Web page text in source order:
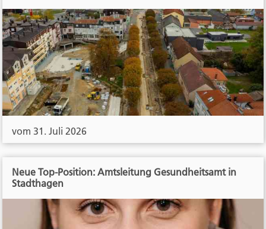
vom 31. Juli 2026
Neue Top-Position: Amtsleitung Gesundheitsamt in
Stadthagen